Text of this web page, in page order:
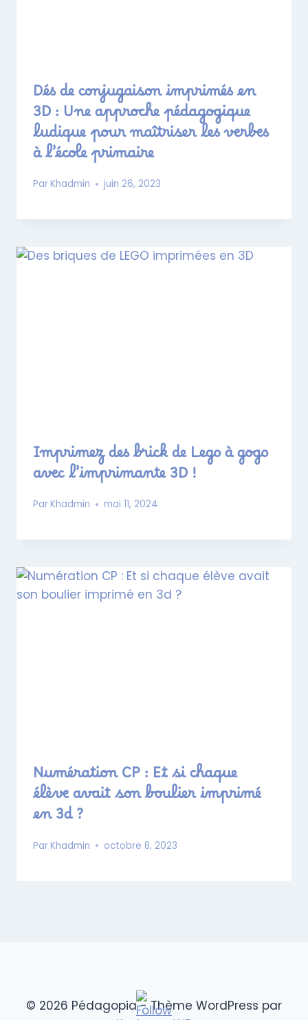
Dés de conjugaison imprimés en
3D : Une approche pédagogique
ludique pour maîtriser les verbes
à l’école primaire
ParKhadmin juin 26, 2023
Imprimez des brick de Lego à gogo
avec l’imprimante 3D !
ParKhadmin mai 11, 2024
Numération CP : Et si chaque
élève avait son boulier imprimé
en 3d ?
ParKhadmin octobre 8, 2023
© 2026 Pédagopia - Thème WordPress par